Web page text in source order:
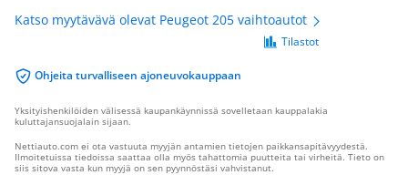
Katso myytävävä olevat Peugeot 205 vaihtoautot
Ohjeita turvalliseen ajoneuvokauppaan
Tilastot
Yksityishenkilöiden välisessä kaupankäynnissä sovelletaan kauppalakia
kuluttajansuojalain sijaan.
Nettiauto.com ei ota vastuuta myyjän antamien tietojen paikkansapitävyydestä.
Ilmoitetuissa tiedoissa saattaa olla myös tahattomia puutteita tai virheitä. Tieto on
siis sitova vasta kun myyjä on sen pyynnöstäsi vahvistanut.